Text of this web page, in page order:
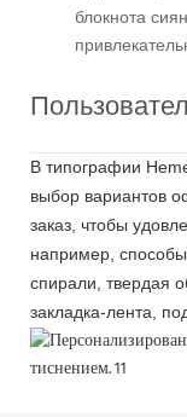
блокнота
В типографии
выбор вариантов
заказ, чтобы
например,
спирали, твердая
закладка-лента,